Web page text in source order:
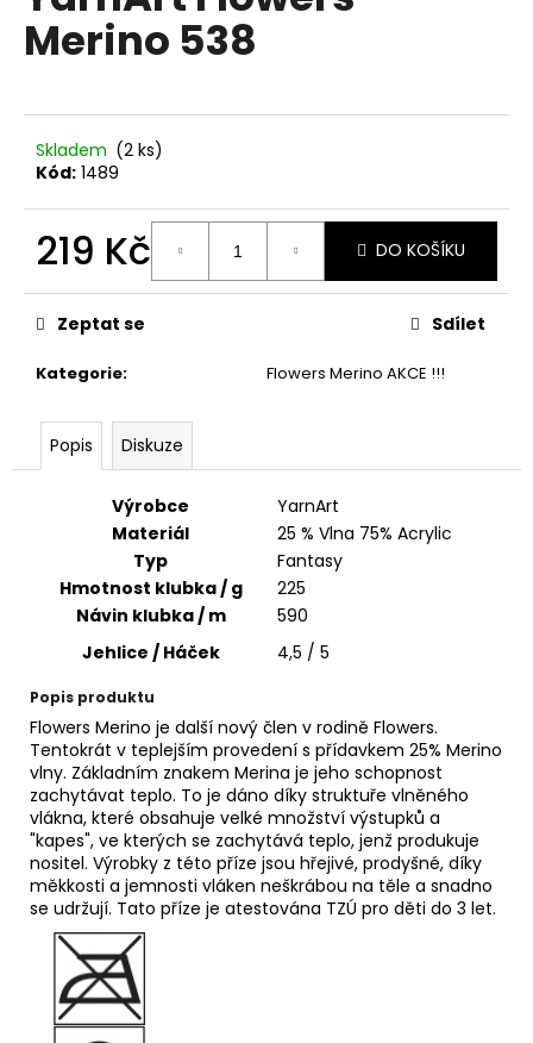
0,0
Merino 538
Skladem (2 ks)
Kód: 1489
219 Kč
cena:
DO KOŠÍKU
Kategorie: Flowers Merino AKCE !!!
Zeptat se Sdílet
Popis Diskuze
Výrobce
YarnArt
Materiál
25 % Vlna 75% Acrylic
Typ
Fantasy
Hmotnost klubka / g
225
Návin klubka / m
590
Jehlice / Háček
4,5 / 5
Popis produktu
Flowers Merino je další nový člen v rodině Flowers.
Tentokrát v teplejším provedení s přídavkem 25% Merino
vlny. Základním znakem Merina je jeho schopnost
zachytávat teplo. To je dáno díky struktuře vlněného
vlákna, které obsahuje velké množství výstupků a
"kapes", ve kterých se zachytává teplo, jenž produkuje
nositel. Výrobky z této příze jsou hřejivé, prodyšné, díky
měkkosti a jemnosti vláken neškrábou na těle a snadno
se udržují. Tato příze je atestována TZÚ pro děti do 3 let.
a
j
t
?
HLEDAT
D
FUNNY
BATIK
9830
110
Kč